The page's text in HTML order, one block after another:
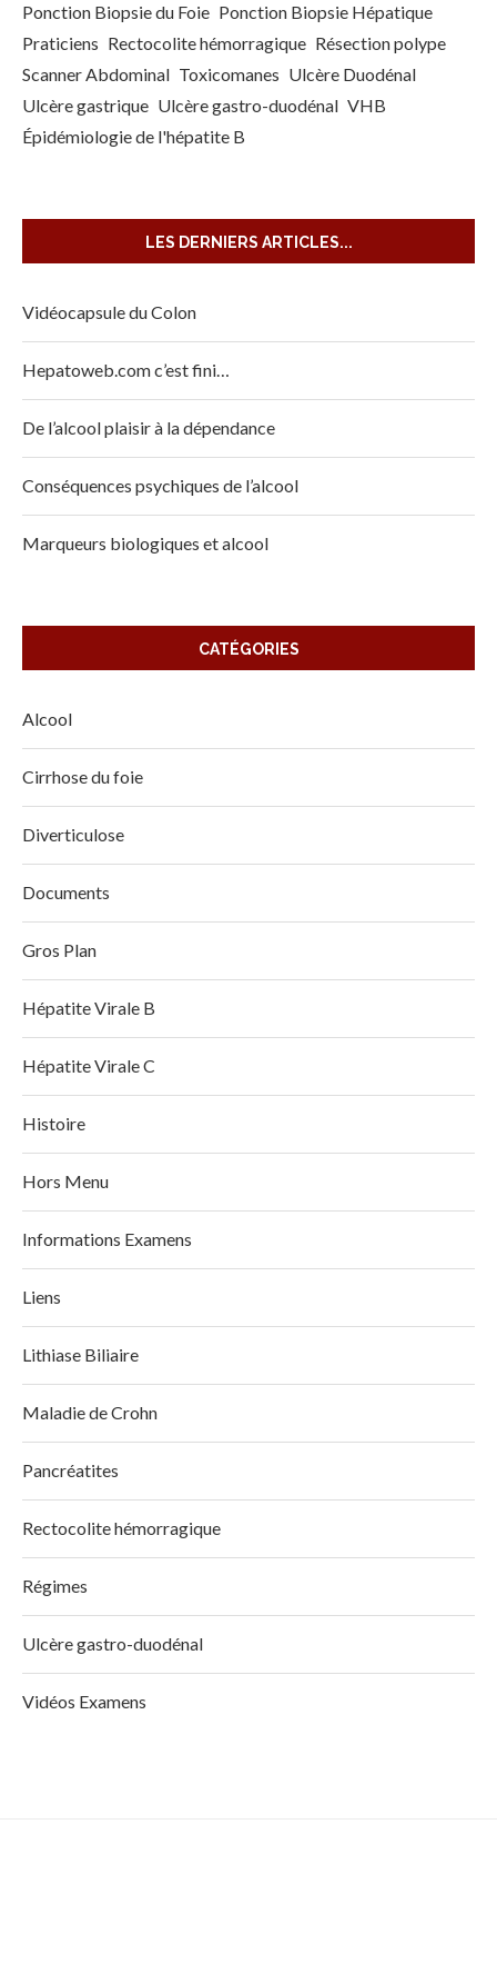
Ponction Biopsie du Foie Ponction Biopsie Hépatique
Praticiens Rectocolite hémorragique Résection polype
Scanner Abdominal Toxicomanes Ulcère Duodénal
Ulcère gastrique Ulcère gastro-duodénal VHB
Épidémiologie de l'hépatite B
LES DERNIERS ARTICLES...
Vidéocapsule du Colon
Hepatoweb.com c’est fini…
De l’alcool plaisir à la dépendance
Conséquences psychiques de l’alcool
Marqueurs biologiques et alcool
CATÉGORIES
Alcool
Cirrhose du foie
Diverticulose
Documents
Gros Plan
Hépatite Virale B
Hépatite Virale C
Histoire
Hors Menu
Informations Examens
Liens
Lithiase Biliaire
Maladie de Crohn
Pancréatites
Rectocolite hémorragique
Régimes
Ulcère gastro-duodénal
Vidéos Examens